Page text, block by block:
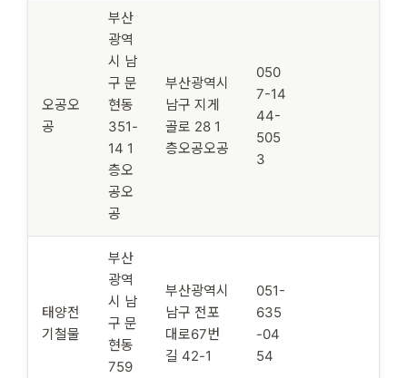
오공오
공
부산
광역
시 남
구 문
현동
351-
14 1
층오
공오
공
부산광역시
남구 지게
골로 28 1
층오공오공
050
7-14
44-
505
3
태양전
기철물
부산
광역
시 남
구 문
현동
759
부산광역시
남구 전포
대로67번
길 42-1
051-
635
-04
54